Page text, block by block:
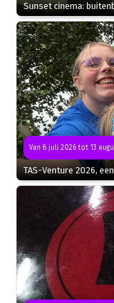
Sunset cinema:
Van 8 juli 2026 tot 13
TAS-Venture 2026,